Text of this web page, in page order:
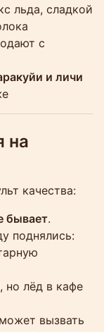
льда, сладкой
с
и личи
на
качества:
бывает.
поднялись:
но лёд в кафе
вызвать